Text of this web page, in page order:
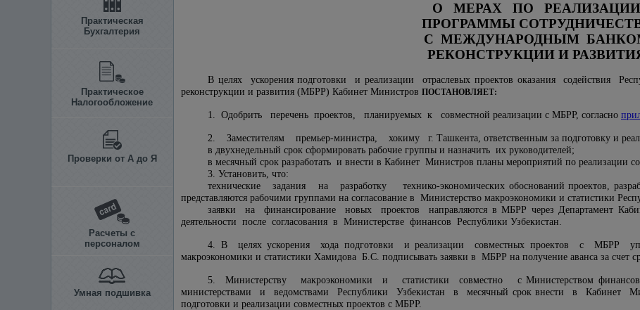
Практическая
Бухгалтерия
Практическое
Налогообложение
Проверки от А до Я
Расчеты с
персоналом
Умная подшивка
О МЕРАХ ПО РЕАЛИЗАЦИИ
ПРОГРАММЫ
С МЕЖДУНАРОДНЫМ
РЕКОНСТРУКЦИИ И
В целях ускорения подготовки и реализации отраслевых проектов оказания содействия
реконструкции и развития (МБРР) Кабинет Министров ПОСТАНОВЛЯЕТ:
1. Одобрить перечень проектов, планируемых к совместной реализации с МБРР, согласно
2. Заместителям премьер-министра, хокиму г. Ташкента, ответственным за подготовку и
в двухнедельный срок сформировать рабочие группы и назначить их руководителей;
в месячный срок разработать и внести в Кабинет Министров планы мероприятий по реализации
3. Установить, что:
технические задания на разработку технико-экономических обоснований проектов,
представляются рабочими группами на согласование в Министерство макроэкономики и статистики
заявки на финансирование новых проектов направляются в МБРР через Департамент
деятельности после согласования в Министерстве финансов Республики Узбекистан.
4. В целях ускорения хода подготовки и реализации совместных проектов с МБРР
макроэкономики и статистики Хамидова Б.С. подписывать заявки в МБРР на получение аванса за счет
5. Министерству макроэкономики и статистики совместно с Министерством
министерствами и ведомствами Республики Узбекистан в месячный срок внести в Кабинет
подготовки и реализации совместных проектов с МБРР.